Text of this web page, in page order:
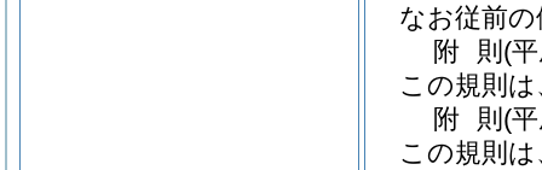
なお従前
附 則 (
この規則
附 則 (
この規則